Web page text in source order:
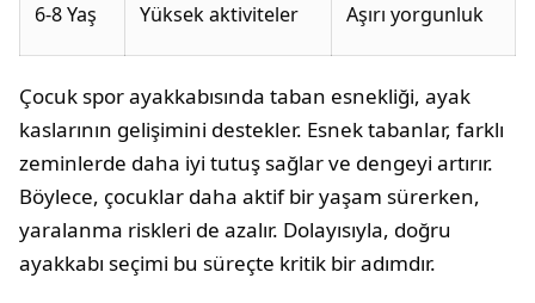
6-8 Yaş Yüksek aktiviteler Aşırı yorgunluk
Çocuk spor ayakkabısında taban esnekliği, ayak
kaslarının gelişimini destekler. Esnek tabanlar, farklı
zeminlerde daha iyi tutuş sağlar ve dengeyi artırır.
Böylece, çocuklar daha aktif bir yaşam sürerken,
yaralanma riskleri de azalır. Dolayısıyla, doğru
ayakkabı seçimi bu süreçte kritik bir adımdır.